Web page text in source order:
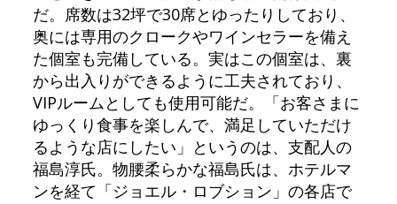
だ。席数は32坪で30席とゆったりしており、
奥には専用のクロークやワインセラーを備え
た個室も完備している。実はこの個室は、裏
から出入りができるように工夫されており、
VIPルームとしても使用可能だ。「お客さまに
ゆっくり食事を楽しんで、満足していただけ
るような店にしたい」というのは、支配人の
福島淳氏。物腰柔らかな福島氏は、ホテルマ
ンを経て「ジョエル・ロブション」の各店で